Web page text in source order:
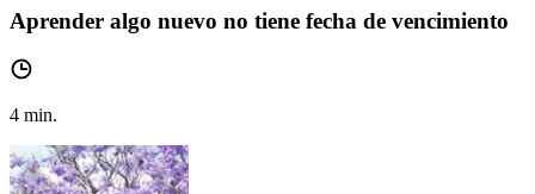
Aprender algo nuevo no tiene fecha de vencimiento
4 min.